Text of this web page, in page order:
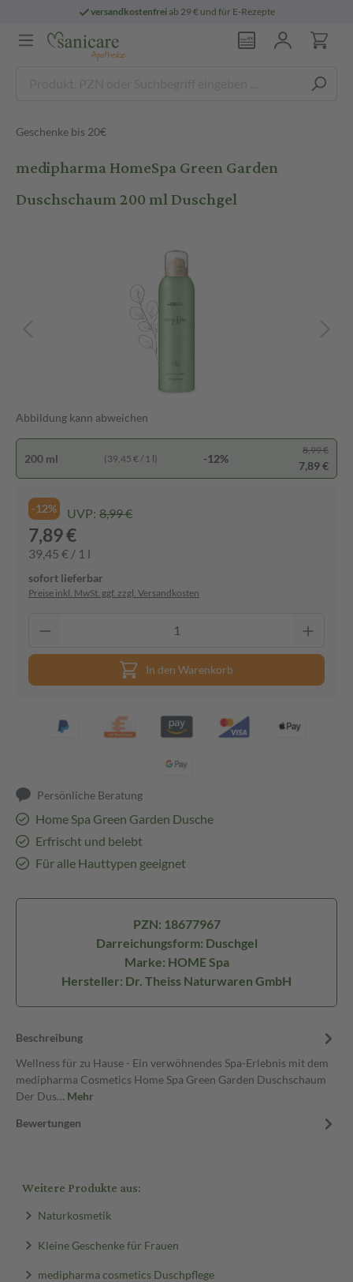
versandkostenfreiab 29 € und für E-Rezepte
Geschenke bis 20€
medipharma HomeSpa Green Garden
Duschschaum 200 ml Duschgel
Abbildung kann abweichen
200 ml (39,45 € / 1 l) -12%
8,99 €
7,89 €
-12% UVP: 8,99 €
7,89 €
39,45 € / 1 l
sofort lieferbar
Preise inkl. MwSt. ggf. zzgl. Versandkosten
In den Warenkorb
Persönliche Beratung
Home Spa Green Garden Dusche
Erfrischt und belebt
Für alle Hauttypen geeignet
PZN: 18677967
Darreichungsform: Duschgel
Marke: HOME Spa
Hersteller: Dr. Theiss Naturwaren GmbH
Beschreibung
Wellness für zu Hause - Ein verwöhnendes Spa-Erlebnis mit dem
medipharma Cosmetics Home Spa Green Garden Duschschaum
Der Dus… Mehr
Bewertungen
Weitere Produkte aus:
Naturkosmetik
Kleine Geschenke für Frauen
medipharma cosmetics Duschpflege